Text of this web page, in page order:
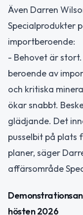
Även Darren
Specialprodukter
importberoende:
- Behovet är
beroende av
och kritiska
ökar snabbt.
glädjande. Det
pusselbit på plats
planer, säger
affärsområde
hösten 2026